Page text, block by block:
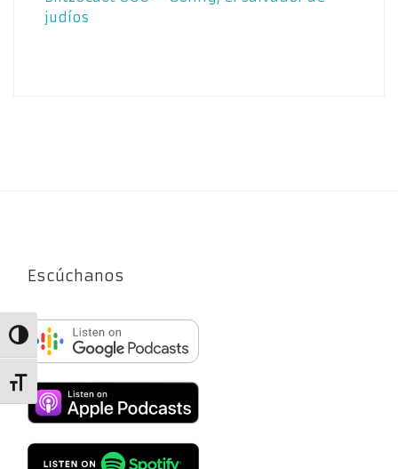
Alternar alto contraste
Alternar tamaño de letra
judíos
Escúchanos